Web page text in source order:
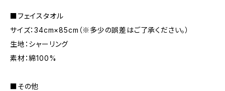
■フェイスタオル
サイズ：34cm×85cm（※多少の誤差はご了承ください。）
生地：シャーリング
素材：綿100%
■その他